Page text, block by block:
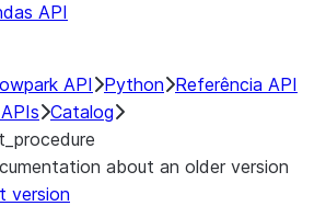
API
API Python Referência API
Catalog
about an older version
version